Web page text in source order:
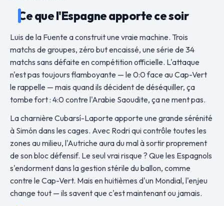
Ce que l'Espagne apporte ce soir
Luis de la Fuente a construit une vraie machine. Trois
matchs de groupes, zéro but encaissé, une série de 34
matchs sans défaite en compétition officielle. L'attaque
n'est pas toujours flamboyante — le 0:0 face au Cap-Vert
le rappelle — mais quand ils décident de déséquiller, ça
tombe fort : 4:0 contre l'Arabie Saoudite, ça ne ment pas.
La charnière Cubarsí-Laporte apporte une grande sérénité
à Simón dans les cages. Avec Rodri qui contrôle toutes les
zones au milieu, l'Autriche aura du mal à sortir proprement
de son bloc défensif. Le seul vrai risque ? Que les Espagnols
s'endorment dans la gestion stérile du ballon, comme
contre le Cap-Vert. Mais en huitièmes d'un Mondial, l'enjeu
change tout — ils savent que c'est maintenant ou jamais.